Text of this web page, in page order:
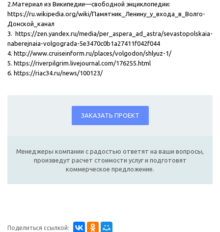
2.Материал из Википедии—свободной энциклопедии:
https://ru.wikipedia.org/wiki/Памятник_Ленину_у_входа_в_Волго-
Донской_канал
3.
https://zen.yandex.ru/media/per_aspera_ad_astra/sevastopolskaia-
naberejnaia-volgograda-5e3470c0b1a27411f042f044
4. http://www.cruiseinform.ru/places/volgodon/shlyuz-1/
5. https://riverpilgrim.livejournal.com/176255.html
6. https://riac34.ru/news/100123/
ЗАКАЗАТЬ ПРОЕКТ
Менеджеры компании с радостью ответят на ваши вопросы,
произведут расчет стоимости услуг и подготовят
коммерческое предложение.
Поделиться ссылкой: